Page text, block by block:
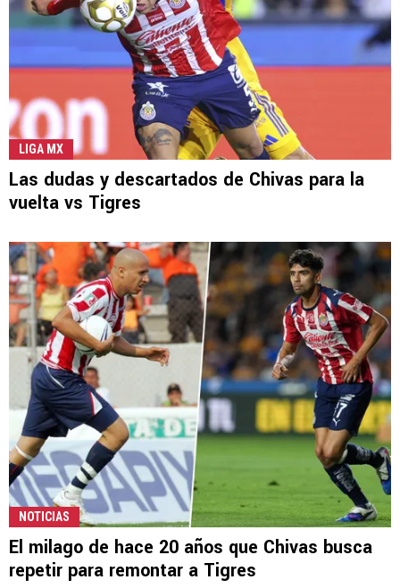
LIGA MX
Las dudas y descartados de Chivas para la
vuelta vs Tigres
NOTICIAS
El milago de hace 20 años que Chivas busca
repetir para remontar a Tigres